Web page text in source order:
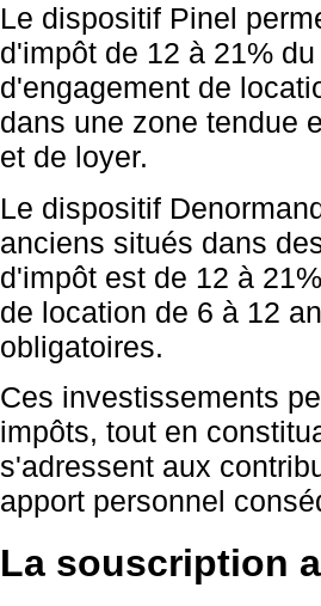
Le dispositif Pinel
d'impôt de 12 à 21%
d'engagement de
dans une zone tendue
et de loyer.
Le dispositif
anciens situés dans
d'impôt est de 12 à
de location de 6 à 12
obligatoires.
Ces investissements
impôts, tout en
s'adressent aux
apport personnel
La souscription